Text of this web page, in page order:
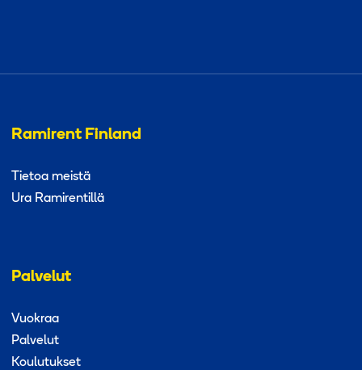
Ramirent Finland
Tietoa meistä
Ura Ramirentillä
Palvelut
Vuokraa
Palvelut
Koulutukset